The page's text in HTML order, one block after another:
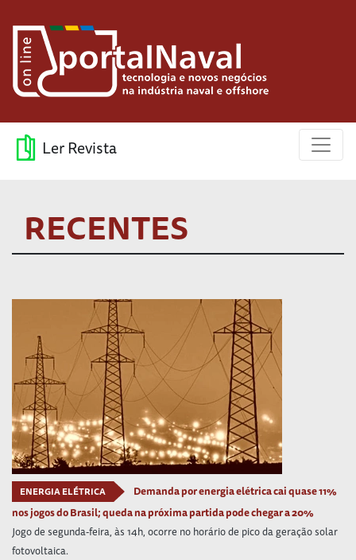
Ler Revista
RECENTES
ENERGIA ELÉTRICA
Demanda por energia elétrica cai quase 11%
nos jogos do Brasil; queda na próxima partida pode chegar a 20%
Jogo de segunda-feira, às 14h, ocorre no horário de pico da geração solar
fotovoltaica.